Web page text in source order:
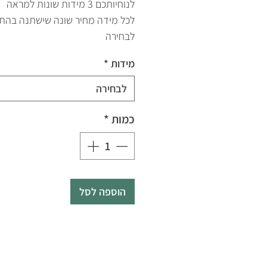
לנוחיותכם 3 מידות שונות למראה
לכל מידה מחיר שונה שישתנה
לבחירה
מידות *
לבחירה
כמות*
הוספה לסל